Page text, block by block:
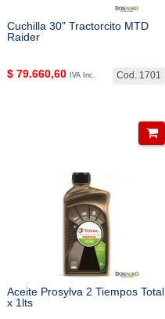
Cuchilla 30" Tractorcito MTD
Raider
Cod. 1701
$ 79.660,60 IVA Inc.
Aceite Prosylva 2 Tiempos Total
x 1lts